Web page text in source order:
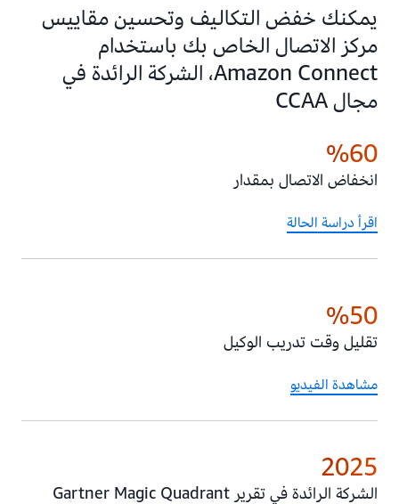
يمكنك خفض التكاليف وتحسين مقاييس
مركز الاتصال الخاص بك باستخدام
Amazon Connect، الشركة الرائدة في
مجال CCAA
انخفاض الاتصال بمقدار
60‏%
اقرأ دراسة الحالة
تقليل وقت تدريب الوكيل
50‏%
مشاهدة الفيديو
الشركة الرائدة في تقرير Gartner Magic Quadrant
2025